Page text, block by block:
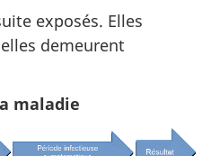
exposés. Elles
demeurent
maladie